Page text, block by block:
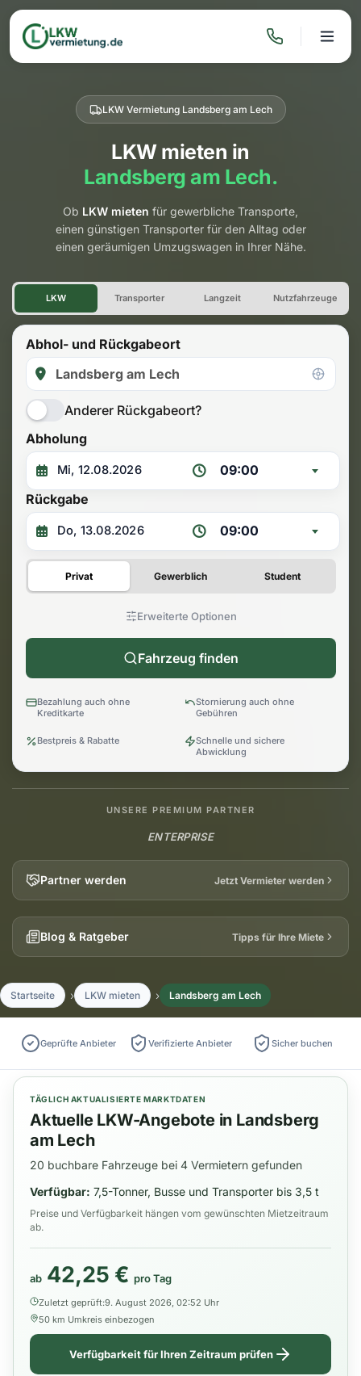
LKW Vermietung Landsberg am Lech
LKW mieten in
Landsberg am Lech.
Ob LKW mieten für gewerbliche Transporte,
einen günstigen Transporter für den Alltag oder
einen geräumigen Umzugswagen in Ihrer Nähe.
LKW Vermietung Landsberg
LKW Transporter Langzeit Nutzfahrzeuge
Abhol- und Rückgabeort
Anderer Rückgabeort?
Abholung
09:00
Rückgabe
09:00
Privat Gewerblich Student
Erweiterte Optionen
Fahrzeug finden
Bezahlung auch ohne
Kreditkarte
Stornierung auch ohne
Gebühren
Bestpreis & Rabatte
Schnelle und sichere
Abwicklung
UNSERE PREMIUM PARTNER
ENTERPRISE
Partner werden Jetzt Vermieter werden
Blog & Ratgeber Tipps für Ihre Miete
Startseite LKW mieten Landsberg am Lech
Geprüfte Anbieter Verifizierte Anbieter Sicher buchen
TÄGLICH AKTUALISIERTE MARKTDATEN
Aktuelle LKW-Angebote in Landsberg
am Lech
20 buchbare Fahrzeuge bei 4 Vermietern gefunden
Verfügbar: 7,5-Tonner, Busse und Transporter bis 3,5 t
Preise und Verfügbarkeit hängen vom gewünschten Mietzeitraum
ab.
ab 42,25 € pro Tag
Zuletzt geprüft:9. August 2026, 02:52 Uhr
50 km Umkreis einbezogen
Verfügbarkeit für Ihren Zeitraum prüfen